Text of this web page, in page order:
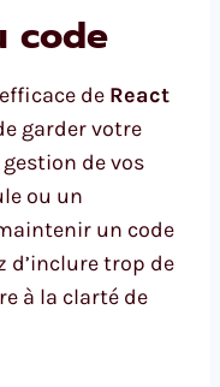
code
de React
garder votre
de vos
ou un
un code
d’inclure trop de
à la clarté de